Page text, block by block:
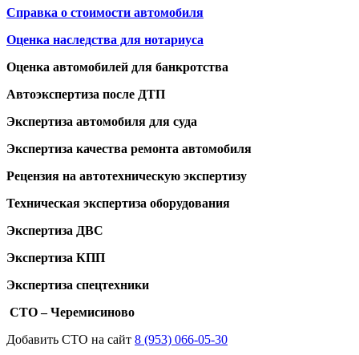
Справка о стоимости автомобиля
Оценка наследства для нотариуса
Оценка автомобилей для банкротства
Автоэкспертиза после ДТП
Экспертиза автомобиля для суда
Экспертиза качества ремонта автомобиля
Рецензия на автотехническую экспертизу
Техническая экспертиза оборудования
Экспертиза ДВС
Экспертиза КПП
Экспертиза спецтехники
СТО – Черемисиново
Добавить СТО на сайт 8 (953) 066-05-30